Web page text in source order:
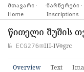
მთავარი ·
Home
·წარწერები ·
Inscriptions
წითელი შუშის
№ ECG276📅III-IV🌐grc
Overview Text